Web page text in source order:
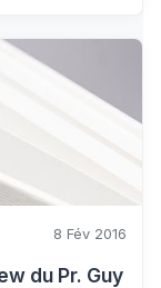
8 Fév 2016
du Pr. Guy